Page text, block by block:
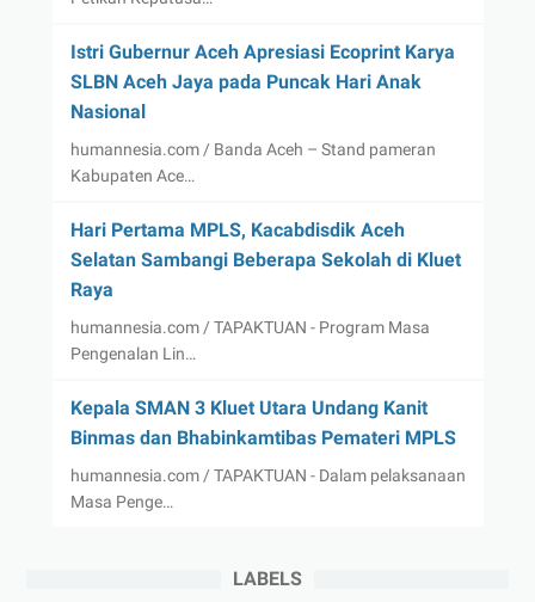
Istri Gubernur Aceh Apresiasi Ecoprint Karya
SLBN Aceh Jaya pada Puncak Hari Anak
Nasional
humannesia.com / Banda Aceh – Stand pameran
Kabupaten Ace…
Hari Pertama MPLS, Kacabdisdik Aceh
Selatan Sambangi Beberapa Sekolah di Kluet
Raya
humannesia.com / TAPAKTUAN - Program Masa
Pengenalan Lin…
Kepala SMAN 3 Kluet Utara Undang Kanit
Binmas dan Bhabinkamtibas Pemateri MPLS
humannesia.com / TAPAKTUAN - Dalam pelaksanaan
Masa Penge…
LABELS